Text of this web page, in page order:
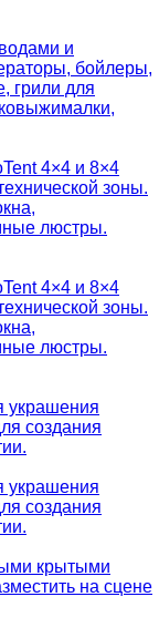
и
бойлеры,
грили для
4×4 и 8×4
зоны.
люстры.
4×4 и 8×4
зоны.
люстры.
украшения
создания
украшения
создания
крытыми
на сцене